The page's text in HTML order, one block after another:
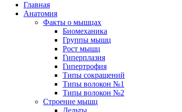
Главная
Анатомия
Факты о мышцах
Биомеханика
Группы мышц
Рост мышц
Гиперплазия
Гипертрофия
Типы сокращений
Типы волокон №1
Типы волокон №2
Строение мышц
Дельты